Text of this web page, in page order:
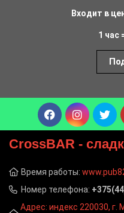
Входит в
1 час
CrossBAR -
Время работы:
Номер телефона:
Адрес: индекс 220030, г.